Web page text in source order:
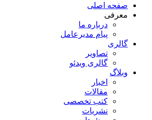
صفحه اصلی
معرفی
درباره ما
پیام مدیرعامل
گالری
تصاویر
گالری ویدئو
وبلاگ
اخبار
مقالات
کتب تخصصی
نشریات